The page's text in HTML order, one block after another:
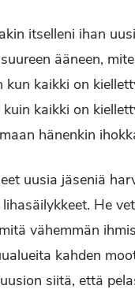
itselleni ihan
ääneen,
kun kaikki on
kaikki on
hänenkin
uusia jäseniä
He
vähemmän
kahden
siitä, että